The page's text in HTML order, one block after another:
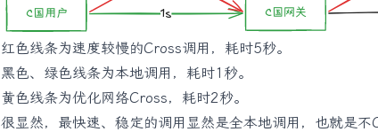
红色线条为速度较慢的Cross调用，耗时5秒。
黑色、绿色线条为本地调用，耗时1秒。
黄色线条为优化网络Cross，耗时2秒。
很显然，最快速、稳定的调用显然是全本地调用，也就是不